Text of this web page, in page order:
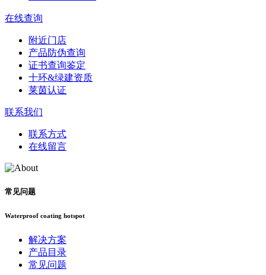
在线查询
附近门店
产品防伪查询
证书查询鉴定
十环&绿建资质
莱茵认证
联系我们
联系方式
在线留言
常见问题
Waterproof coating hotspot
解决方案
产品目录
常见问题